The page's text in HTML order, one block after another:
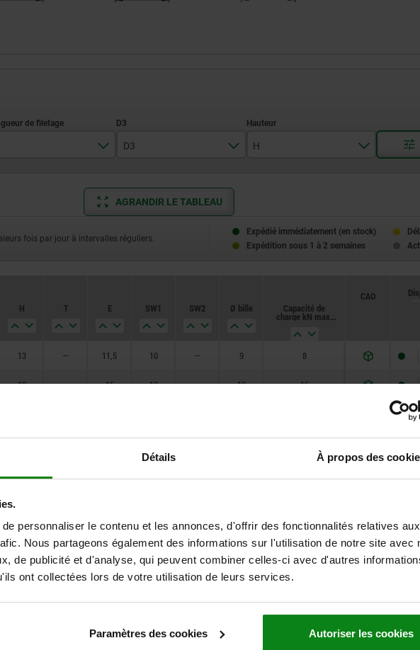
Détails À propos des
personnaliser le contenu et les annonces, d'offrir des fonctionnalités relatives
Nous partageons également des informations sur l'utilisation de notre site avec
de publicité et d'analyse, qui peuvent combiner celles-ci avec d'autres
ont collectées lors de votre utilisation de leurs services.
Paramètres des cookies Autoriser les cookies
D3
9
H
25
AGRANDIR LE TABLEAU
fois par jour à intervalles réguliers.
Expédié immédiatement (en stock)
Expédition sous 1 à 2 semaines
H T E SW1 SW2 Ø bille Capacité de
charge kN max.
uniquement)
CAO
13 — 11,5 10 — 9 8
18 — 15 13 — 12 16
18 — 15 13 — 12 16
25 — 21,9 19 — 17 32
90